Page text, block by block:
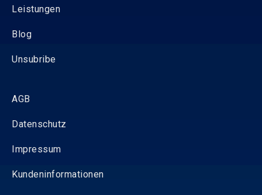
Leistungen
Blog
Unsubribe
AGB
Datenschutz
Impressum
Kundeninformationen